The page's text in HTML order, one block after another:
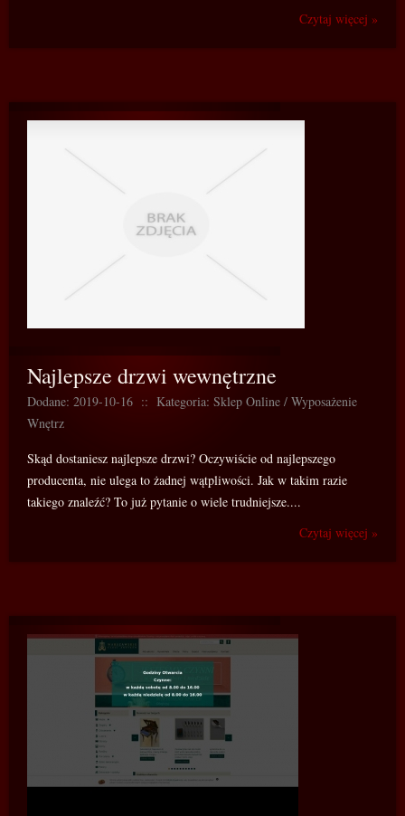
Czytaj więcej »
Najlepsze drzwi wewnętrzne
Dodane: 2019-10-16 :: Kategoria: Sklep Online / Wyposażenie
Wnętrz
Skąd dostaniesz najlepsze drzwi? Oczywiście od najlepszego
producenta, nie ulega to żadnej wątpliwości. Jak w takim razie
takiego znaleźć? To już pytanie o wiele trudniejsze....
Czytaj więcej »